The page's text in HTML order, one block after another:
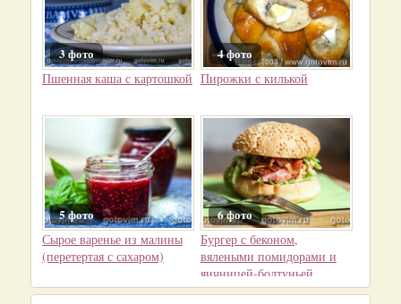
3 фото
Пшенная каша с картошкой
4 фото
Пирожки с килькой
5 фото
Сырое варенье из малины
(перетертая с сахаром)
6 фото
Бургер с беконом,
вялеными помидорами и
яичницей-болтуньей